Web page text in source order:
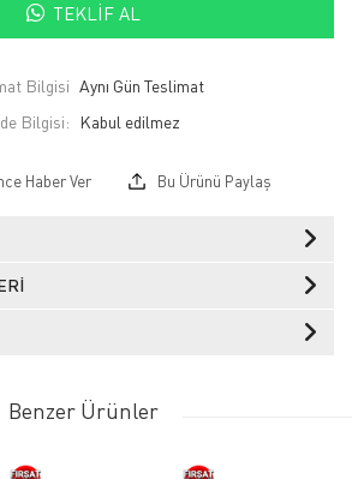
TEKLIF AL
Bilgisi Aynı Gün Teslimat
Bilgisi:
Haber Ver Bu Ürünü Paylaş
Benzer Ürünler